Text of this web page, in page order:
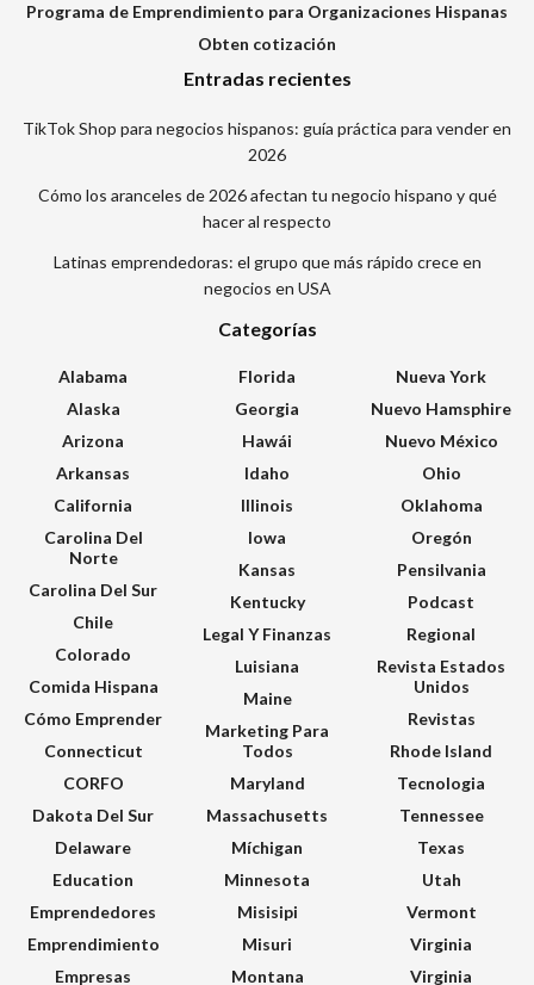
Programa de Emprendimiento para Organizaciones Hispanas
Obten cotización
Entradas recientes
TikTok Shop para negocios hispanos: guía práctica para vender en
2026
Cómo los aranceles de 2026 afectan tu negocio hispano y qué
hacer al respecto
Latinas emprendedoras: el grupo que más rápido crece en
negocios en USA
Categorías
Alabama
Alaska
Arizona
Arkansas
California
Carolina Del
Norte
Carolina Del Sur
Chile
Colorado
Comida Hispana
Cómo Emprender
Connecticut
CORFO
Dakota Del Sur
Delaware
Education
Emprendedores
Emprendimiento
Empresas
Florida
Georgia
Hawái
Idaho
Illinois
Iowa
Kansas
Kentucky
Legal Y Finanzas
Luisiana
Maine
Marketing Para
Todos
Maryland
Massachusetts
Míchigan
Minnesota
Misisipi
Misuri
Montana
Nueva York
Nuevo Hamsphire
Nuevo México
Ohio
Oklahoma
Oregón
Pensilvania
Podcast
Regional
Revista Estados
Unidos
Revistas
Rhode Island
Tecnologia
Tennessee
Texas
Utah
Vermont
Virginia
Virginia